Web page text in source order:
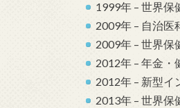
1999年 – 世界保
2009年 – 自治医
2009年 – 世界保
2012年 – 年金・
2012年 – 新型イ
2013年 – 世界保